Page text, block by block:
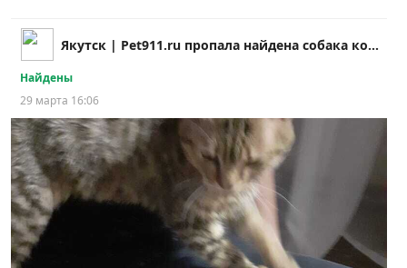
Якутск | Pet911.ru пропала найдена собака кошка
Найдены
29 марта 16:06